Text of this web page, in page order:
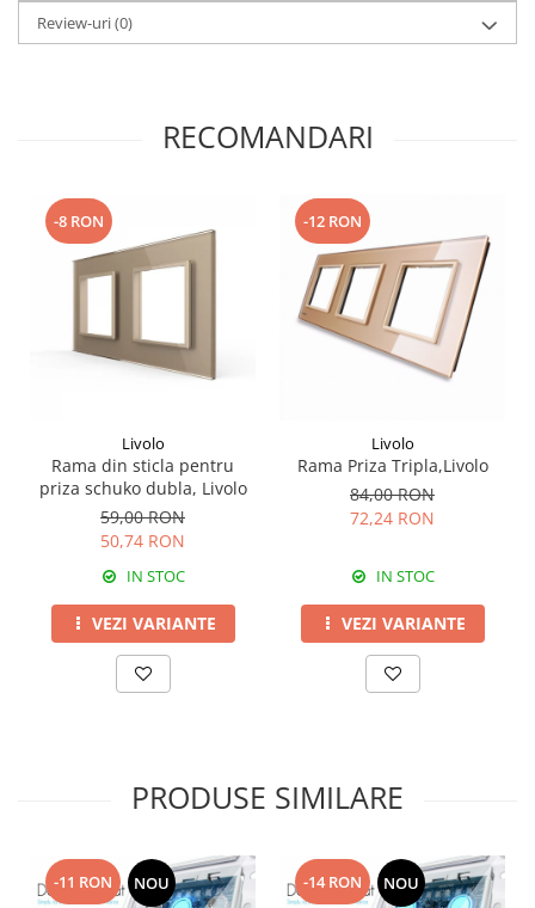
Review-uri(0)
RECOMANDARI
-8 RON
Livolo
Rama din sticla pentru
priza schuko dubla, Livolo
59,00 RON
50,74 RON
IN STOC
VEZI VARIANTE
-12 RON
Livolo
Rama Priza Tripla,Livolo
84,00 RON
72,24 RON
IN STOC
VEZI VARIANTE
PRODUSE SIMILARE
-11 RON NOU -14 RON NOU